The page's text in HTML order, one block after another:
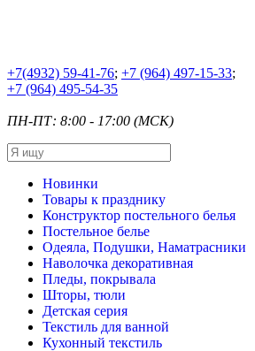
+7(4932) 59-41-76; +7 (964) 497-15-33;
+7 (964) 495-54-35
ПН-ПТ: 8:00 - 17:00 (МСК)
Новинки
Товары к празднику
Конструктор постельного белья
Постельное белье
Одеяла, Подушки, Наматрасники
Наволочка декоративная
Пледы, покрывала
Шторы, тюли
Детская серия
Текстиль для ванной
Кухонный текстиль